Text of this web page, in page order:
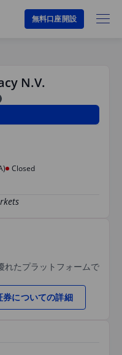
無料口座開設
N.V.
Closed
れたプラットフォームで
券についての詳細